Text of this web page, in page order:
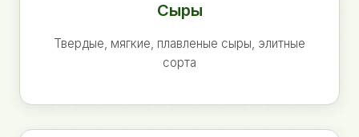
Сыры
Твердые, мягкие, плавленые сыры, элитные
сорта